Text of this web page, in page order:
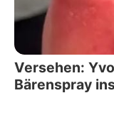
Versehen:
Bärenspray